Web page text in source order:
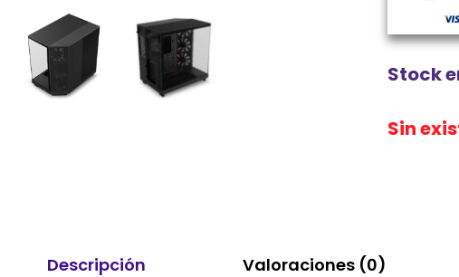
Stock
Sin
Descripción Valoraciones (0)